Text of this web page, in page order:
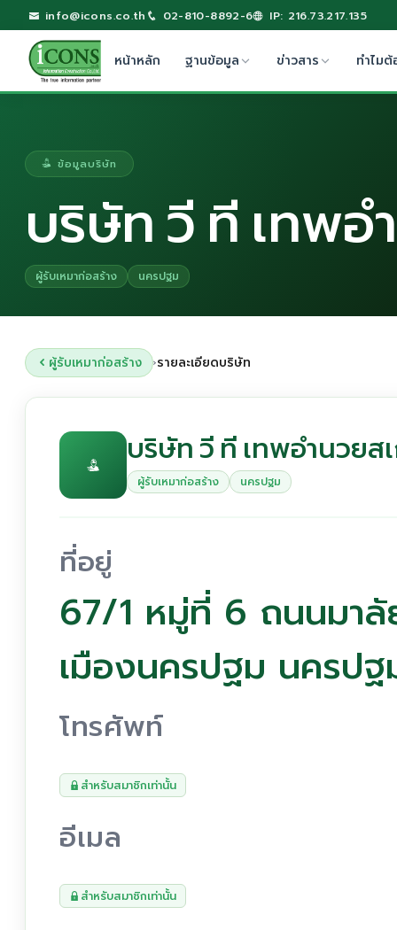
info@icons.co.th 02-810-8892-6 IP: 216.73.217.135
หน้าหลัก ฐานข้อมูล ข่าวสาร ทำไมต้
ข้อมูลบริษัท
บริษัท วี ที เทพอ
ผู้รับเหมาก่อสร้าง นครปฐม
ผู้รับเหมาก่อสร้าง ›รายละเอียดบริษัท
บริษัท วี ที เทพอำนวยส
ผู้รับเหมาก่อสร้าง นครปฐม
ที่อยู่
67/1 หมู่ที่ 6 ถนนมาลั
เมืองนครปฐม นครป
โทรศัพท์
สำหรับสมาชิกเท่านั้น
อีเมล
สำหรับสมาชิกเท่านั้น